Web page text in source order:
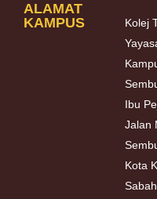
ALAMAT
KAMPUS
Kolej
Ibu
Jalan
Kota
Sabah.